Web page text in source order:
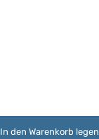
In den Warenkorb legen